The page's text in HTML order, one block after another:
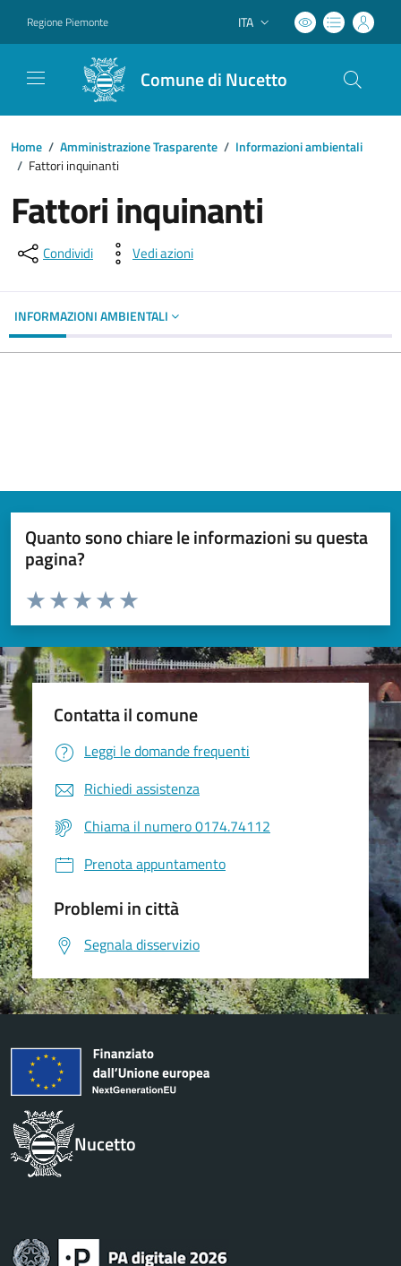
Regione Piemonte Lingua attiva:
ITA
Comune di Nucetto
Home / Amministrazione Trasparente / Informazioni ambientali
/ Fattori inquinanti
Fattori inquinanti
Condividi Vedi azioni
INFORMAZIONI AMBIENTALI
Quanto sono chiare le informazioni su questa
pagina?
Valuta da 1 a 5 stelle la pagina
Valuta 5 stelle su 5
Valuta 4 stelle su 5
Valuta 3 stelle su 5
Valuta 2 stelle su 5
Valuta 1 stelle su 5
Contatta il comune
Leggi le domande frequenti
Richiedi assistenza
Chiama il numero 0174.74112
Prenota appuntamento
Problemi in città
Segnala disservizio
Nucetto